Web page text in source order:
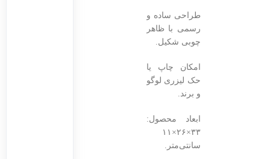
طراحی ساده و
رسمی با ظاهر
چوبی شکیل.
امکان چاپ یا
حک لیزری لوگو
و برند.
ابعاد محصول:
۳۳×۲۶×۱۱
سانتی‌متر.